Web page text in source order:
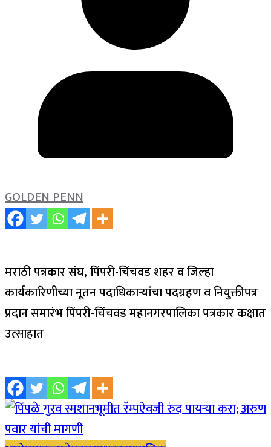
GOLDEN PENN
मराठी पत्रकार संघ, पिंपरी-चिंचवड शहर व जिल्हा
कार्यकारिणीच्या नूतन पदाधिकाऱ्यांचा पदग्रहण व नियुक्तीपत्र
प्रदान समारंभ पिंपरी-चिंचवड महानगरपालिका पत्रकार कक्षात
उत्साहात